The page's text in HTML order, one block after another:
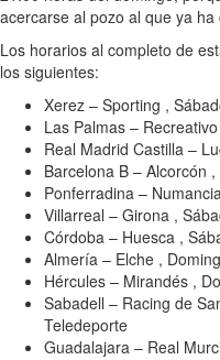
acercarse al pozo al que ya
Los horarios al completo de
los siguientes:
Xerez – Sporting ,
Las Palmas –
Real Madrid Castilla –
Barcelona B – Alcorcón
Ponferradina –
Villarreal – Girona ,
Córdoba – Huesca ,
Almería – Elche ,
Hércules – Mirandés ,
Sabadell – Racing de
Teledeporte
Guadalajara – Real